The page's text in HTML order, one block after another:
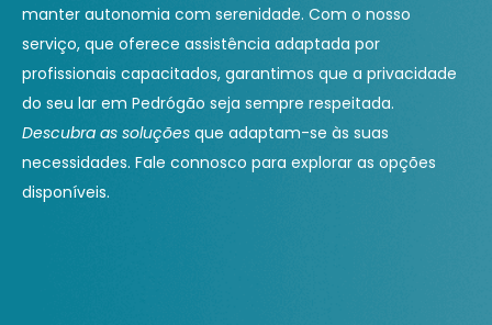
manter autonomia com serenidade. Com o nosso
serviço, que oferece assistência adaptada por
profissionais capacitados, garantimos que a privacidade
do seu lar em Pedrógão seja sempre respeitada.
Descubra as soluções que adaptam-se às suas
necessidades. Fale connosco para explorar as opções
disponíveis.